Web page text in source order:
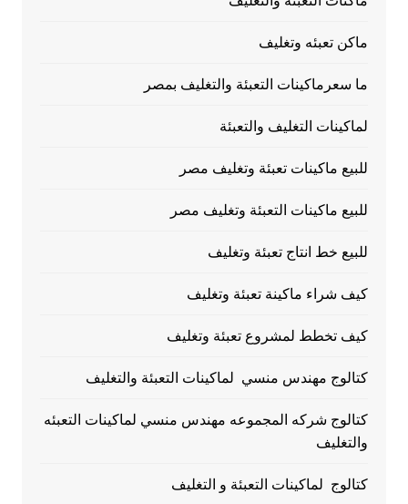
ماكن تعبئه وتغليف
ما سعرماكينات التعبئة والتغليف بمصر
لماكينات التغليف والتعبئة
للبيع ماكينات تعبئة وتغليف مصر
للبيع ماكينات التعبئة وتغليف مصر
للبيع خط انتاج تعبئة وتغليف
كيف شراء ماكينة تعبئة وتغليف
كيف تخطط لمشروع تعبئة وتغليف
كتالوج مهندس منسي لماكينات التعبئة والتغليف
كتالوج شركه المجموعه مهندس منسي لماكينات التعبئه
والتغليف
كتالوج لماكينات التعبئة و التغليف